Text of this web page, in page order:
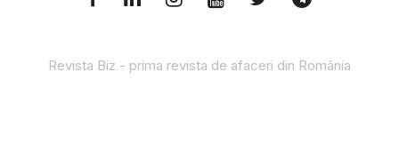
Revista Biz - prima revista de afaceri din România